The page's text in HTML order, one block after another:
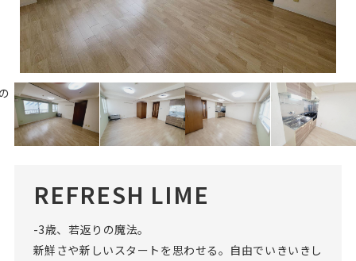
REFRESH LIME
-3歳、若返りの魔法。
新鮮さや新しいスタートを思わせる。自由でいきいきし